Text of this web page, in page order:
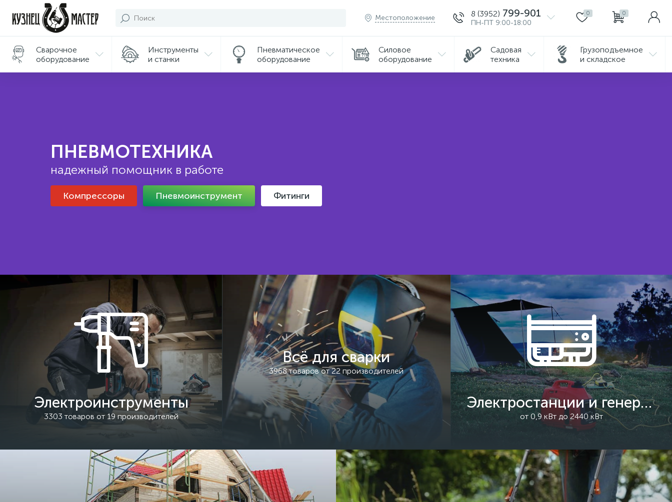
Местоположение 8 (3952) 799-901
ПН-ПТ 9:00-18:00
0 0
Сварочное
оборудование
Инструменты
и станки
Пневматическое
оборудование
Силовое
оборудование
Садовая
техника
Грузоподъемное
и складское
ПНЕВМОТЕХНИКА
надежный помощник в работе
Компрессоры Пневмоинструмент Фитинги
Электроинструменты
3303 товаров от 19 производителей
Всё для сварки
3968 товаров от 22 производителей
Электростанции и генераторы
от 0,9 кВт до 2440 кВт